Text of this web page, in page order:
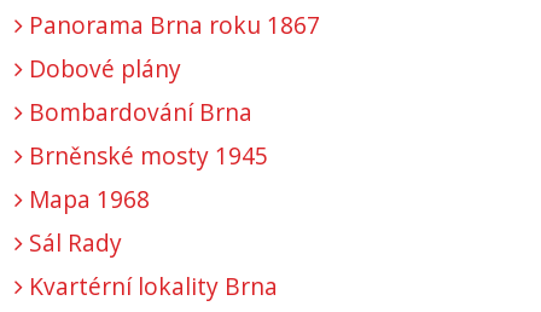
Panorama Brna roku 1867
Dobové plány
Bombardování Brna
Brněnské mosty 1945
Mapa 1968
Sál Rady
Kvartérní lokality Brna